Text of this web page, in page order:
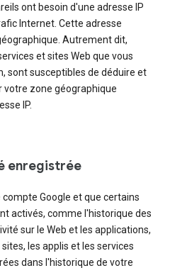
ont besoin d'une adresse IP
Internet. Cette adresse
Autrement dit,
et sites Web que vous
sont susceptibles de déduire et
zone géographique
IP.
enregistrée
Google et que certains
activés, comme l'historique des
sur le Web et les applications,
les applis et les services
dans l'historique de votre